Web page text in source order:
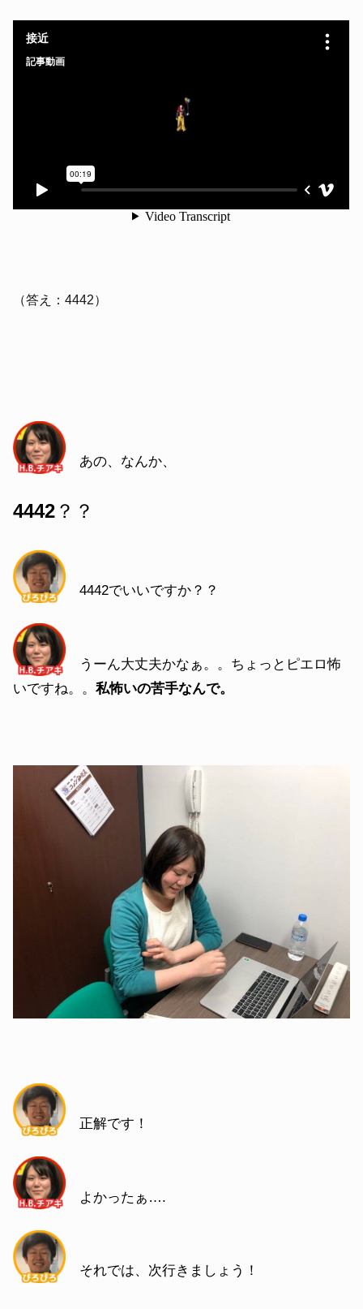
（答え：4442）
あの、なんか、
4442 ？？
4442でいいですか？？
うーん大丈夫かなぁ。。ちょっとピエロ怖
いですね。。私怖いの苦手なんで。
正解です！
よかったぁ….
それでは、次行きましょう！